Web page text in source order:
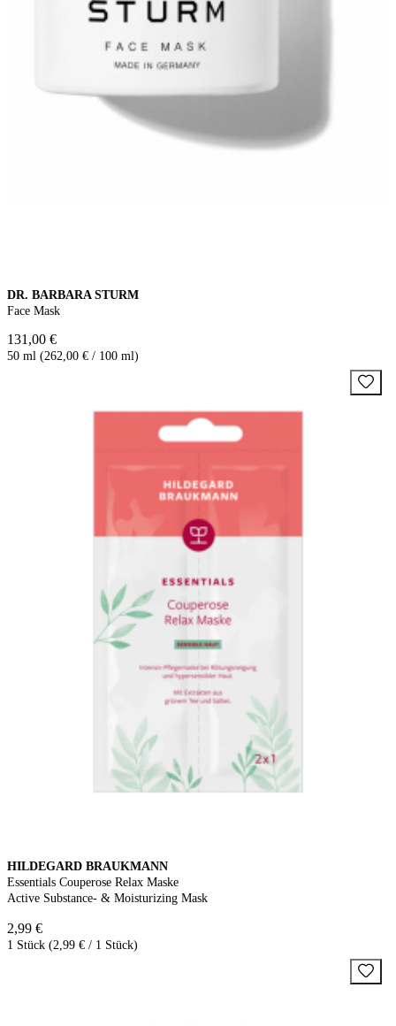
DR. BARBARA STURM
Face Mask
131,00 €
50 ml (262,00 € / 100 ml)
HILDEGARD BRAUKMANN
Essentials Couperose Relax Maske
Active Substance- & Moisturizing Mask
2,99 €
1 Stück (2,99 € / 1 Stück)